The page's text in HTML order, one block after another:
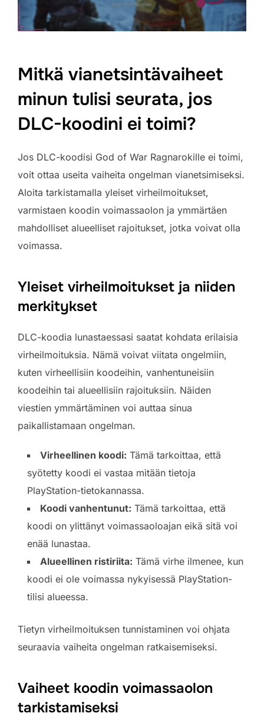
Mitkä vianetsintävaiheet
minun tulisi seurata, jos
DLC-koodini ei toimi?
Jos DLC-koodisi God of War Ragnarokille ei toimi,
voit ottaa useita vaiheita ongelman vianetsimiseksi.
Aloita tarkistamalla yleiset virheilmoitukset,
varmistaen koodin voimassaolon ja ymmärtäen
mahdolliset alueelliset rajoitukset, jotka voivat olla
voimassa.
Yleiset virheilmoitukset ja niiden
merkitykset
DLC-koodia lunastaessasi saatat kohdata erilaisia
virheilmoituksia. Nämä voivat viitata ongelmiin,
kuten virheellisiin koodeihin, vanhentuneisiin
koodeihin tai alueellisiin rajoituksiin. Näiden
viestien ymmärtäminen voi auttaa sinua
paikallistamaan ongelman.
Virheellinen koodi: Tämä tarkoittaa, että
syötetty koodi ei vastaa mitään tietoja
PlayStation-tietokannassa.
Koodi vanhentunut: Tämä tarkoittaa, että
koodi on ylittänyt voimassaoloajan eikä sitä voi
enää lunastaa.
Alueellinen ristiriita: Tämä virhe ilmenee, kun
koodi ei ole voimassa nykyisessä PlayStation-
tilisi alueessa.
Tietyn virheilmoituksen tunnistaminen voi ohjata
seuraavia vaiheita ongelman ratkaisemiseksi.
Vaiheet koodin voimassaolon
tarkistamiseksi